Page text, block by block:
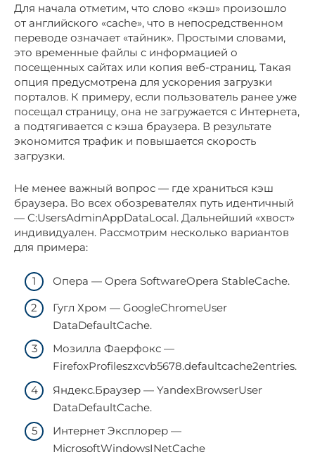
Для начала отметим, что слово «кэш» произошло
от английского «cache», что в непосредственном
переводе означает «тайник». Простыми словами,
это временные файлы с информацией о
посещенных сайтах или копия веб-страниц. Такая
опция предусмотрена для ускорения загрузки
порталов. К примеру, если пользователь ранее уже
посещал страницу, она не загружается с Интернета,
а подтягивается с кэша браузера. В результате
экономится трафик и повышается скорость
загрузки.
Не менее важный вопрос — где храниться кэш
браузера. Во всех обозревателях путь идентичный
— C:UsersAdminAppDataLocal. Дальнейший «хвост»
индивидуален. Рассмотрим несколько вариантов
для примера:
Опера — Opera SoftwareOpera StableCache.
Гугл Хром — GoogleChromeUser
DataDefaultCache.
Мозилла Фаерфокс —
FirefoxProfileszxcvb5678.defaultcache2entries.
Яндекс.Браузер — YandexBrowserUser
DataDefaultCache.
Интернет Эксплорер —
MicrosoftWindowsINetCache